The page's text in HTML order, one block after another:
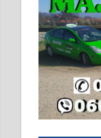
Рудник
д.о.о.